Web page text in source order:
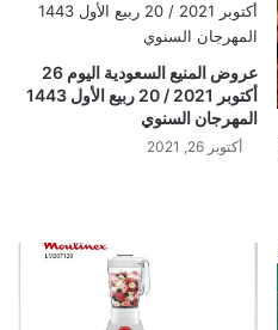
عروض المنيع السعودية اليوم 26
أكتوبر 2021 / 20 ربيع الأول 1443
المهرجان السنوي
أكتوبر 26, 2021